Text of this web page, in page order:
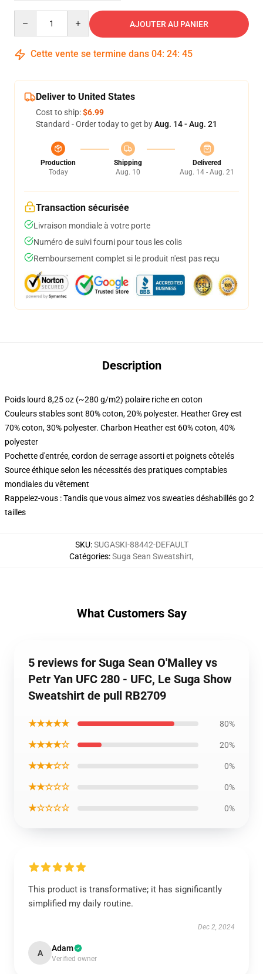
AJOUTER AU PANIER
Cette vente se termine dans 04: 24: 45
Deliver to United States
Cost to ship:$6.99
Standard - Order today to get byAug. 14 - Aug. 21
Production
Today
Shipping
Aug. 10
Delivered
Aug. 14 - Aug. 21
Transaction sécurisée
Livraison mondiale à votre porte
Numéro de suivi fourni pour tous les colis
Remboursement complet si le produit n'est pas reçu
Description
Poids lourd 8,25 oz (~280 g/m2) polaire riche en coton
Couleurs stables sont 80% coton, 20% polyester. Heather Grey est
70% coton, 30% polyester. Charbon Heather est 60% coton, 40%
polyester
Pochette d'entrée, cordon de serrage assorti et poignets côtelés
Source éthique selon les nécessités des pratiques comptables
mondiales du vêtement
Rappelez-vous : Tandis que vous aimez vos sweaties déshabillés go 2
tailles
SKU:SUGASKI-88442-DEFAULT
Catégories:Suga Sean Sweatshirt,
What Customers Say
5 reviews for Suga Sean O'Malley vs
Petr Yan UFC 280 - UFC, Le Suga Show
Sweatshirt de pull RB2709
★★★★★ 80%
★★★★☆ 20%
★★★☆☆ 0%
★★☆☆☆ 0%
★☆☆☆☆ 0%
This product is transformative; it has significantly
simplified my daily routine.
Dec 2, 2024
A Adam
Verified owner